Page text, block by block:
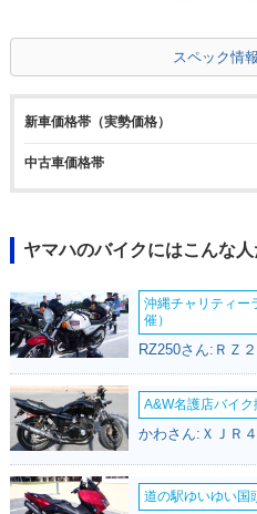
スペック情
新車価格帯（実勢価格）
中古車価格帯
ヤマハのバイクにはこんな
沖縄チャリティー
催）
RZ250さん:ＲＺ
A&W名護店バイ
かわさん:ＸＪＲ
道の駅ゆいゆい国